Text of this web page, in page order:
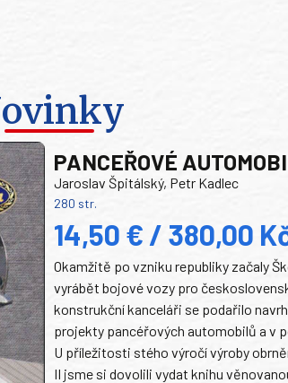
PANCEŘOVÉ
Jaroslav Špitálský, Petr Kadlec
280 str.
14,50 € / 380,00
Okamžitě po vzniku republiky začaly
vyrábět bojové vozy pro
konstrukční kanceláři se podařilo
projekty pancéřových automobilů a v
U příležitosti stého výročí výroby
II jsme si dovolili vydat knihu